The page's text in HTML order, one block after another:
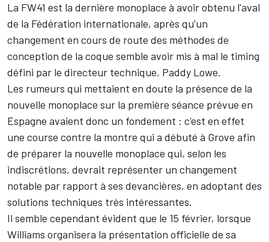
La FW41 est la dernière monoplace à avoir obtenu l'aval
de la Fédération internationale, après qu'un
changement en cours de route des méthodes de
conception de la coque semble avoir mis à mal le timing
défini par le directeur technique, Paddy Lowe.
Les rumeurs qui mettaient en doute la présence de la
nouvelle monoplace sur la première séance prévue en
Espagne avaient donc un fondement : c'est en effet
une course contre la montre qui a débuté à Grove afin
de préparer la nouvelle monoplace qui, selon les
indiscrétions, devrait représenter un changement
notable par rapport à ses devancières, en adoptant des
solutions techniques très intéressantes.
Il semble cependant évident que le 15 février, lorsque
Williams organisera la présentation officielle de sa